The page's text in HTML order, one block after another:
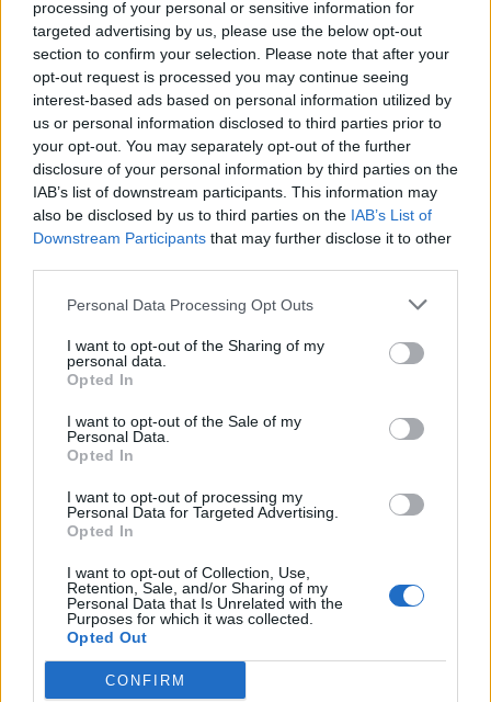
processing of your personal or sensitive information for
targeted advertising by us, please use the below opt-out
section to confirm your selection. Please note that after your
opt-out request is processed you may continue seeing
interest-based ads based on personal information utilized by
us or personal information disclosed to third parties prior to
your opt-out. You may separately opt-out of the further
disclosure of your personal information by third parties on the
IAB’s list of downstream participants. This information may
also be disclosed by us to third parties on the IAB’s List of
Downstream Participants that may further disclose it to other
Personal Data Processing Opt Outs
I want to opt-out of the Sharing of my
personal data.
Opted In
I want to opt-out of the Sale of my
Personal Data.
Opted In
I want to opt-out of processing my
Personal Data for Targeted Advertising.
Opted In
I want to opt-out of Collection, Use,
Retention, Sale, and/or Sharing of my
Personal Data that Is Unrelated with the
Purposes for which it was collected.
Opted Out
CONFIRM
2026. augusztus 05., szerda
Különleges nyugdíj: továbbra is
közel 12 ezren részesülnek a
speciális juttatásból